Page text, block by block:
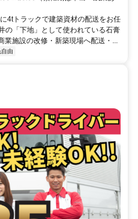
4tトラックで建築資材の配送をお任
の「下地」として使われている石膏
施設の改修・新築現場へ配送・...
由